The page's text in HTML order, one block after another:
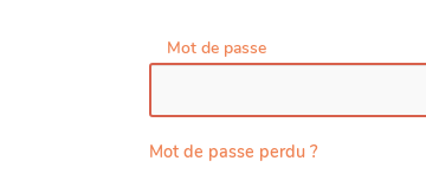
Mot de passe
Mot de passe perdu ?